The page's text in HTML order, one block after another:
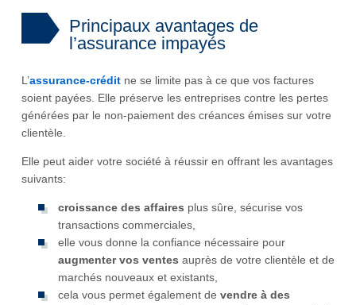
Principaux avantages de
l’assurance impayés
L’assurance-crédit ne se limite pas à ce que vos factures
soient payées. Elle préserve les entreprises contre les pertes
générées par le non-paiement des créances émises sur votre
clientèle.
Elle peut aider votre société à réussir en offrant les avantages
suivants:
croissance des affaires plus sûre, sécurise vos
transactions commerciales,
elle vous donne la confiance nécessaire pour
augmenter vos ventes auprès de votre clientèle et de
marchés nouveaux et existants,
cela vous permet également de vendre à des